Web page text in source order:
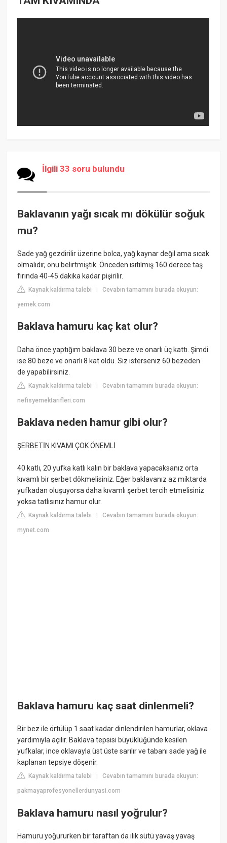
İlgili 33 soru bulundu
Baklavanın yağı sıcak mı dökülür soğuk
mu?
Sade yağ gezdirilir üzerine bolca, yağ kaynar değil ama sıcak
olmalıdır, onu belirtmiştik. Önceden ısıtılmış 160 derece taş
fırında 40-45 dakika kadar pişirilir.
Kaynak kaldırma talebi |Cevabın tamamını burada okuyun:
yemek.com
Baklava hamuru kaç kat olur?
Daha önce yaptığım baklava 30 beze ve onarlı üç kattı. Şimdi
ise 80 beze ve onarlı 8 kat oldu. Siz isterseniz 60 bezeden
de yapabilirsiniz.
Kaynak kaldırma talebi |Cevabın tamamını burada okuyun:
nefisyemektarifleri.com
Baklava neden hamur gibi olur?
ŞERBETİN KIVAMI ÇOK ÖNEMLİ
40 katlı, 20 yufka katlı kalın bir baklava yapacaksanız orta
kıvamlı bir şerbet dökmelisiniz. Eğer baklavanız az miktarda
yufkadan oluşuyorsa daha kıvamlı şerbet tercih etmelisiniz
yoksa tatlısınız hamur olur.
Kaynak kaldırma talebi |Cevabın tamamını burada okuyun:
mynet.com
Baklava hamuru kaç saat dinlenmeli?
Bir bez ile örtülüp 1 saat kadar dinlendirilen hamurlar, oklava
yardımıyla açılır. Baklava tepsisi büyüklüğünde kesilen
yufkalar, ince oklavayla üst üste sarılır ve tabanı sade yağ ile
kaplanan tepsiye döşenir.
Kaynak kaldırma talebi |Cevabın tamamını burada okuyun:
pakmayaprofesyonellerdunyasi.com
Baklava hamuru nasıl yoğrulur?
Hamuru yoğururken bir taraftan da ılık sütü yavaş yavaş